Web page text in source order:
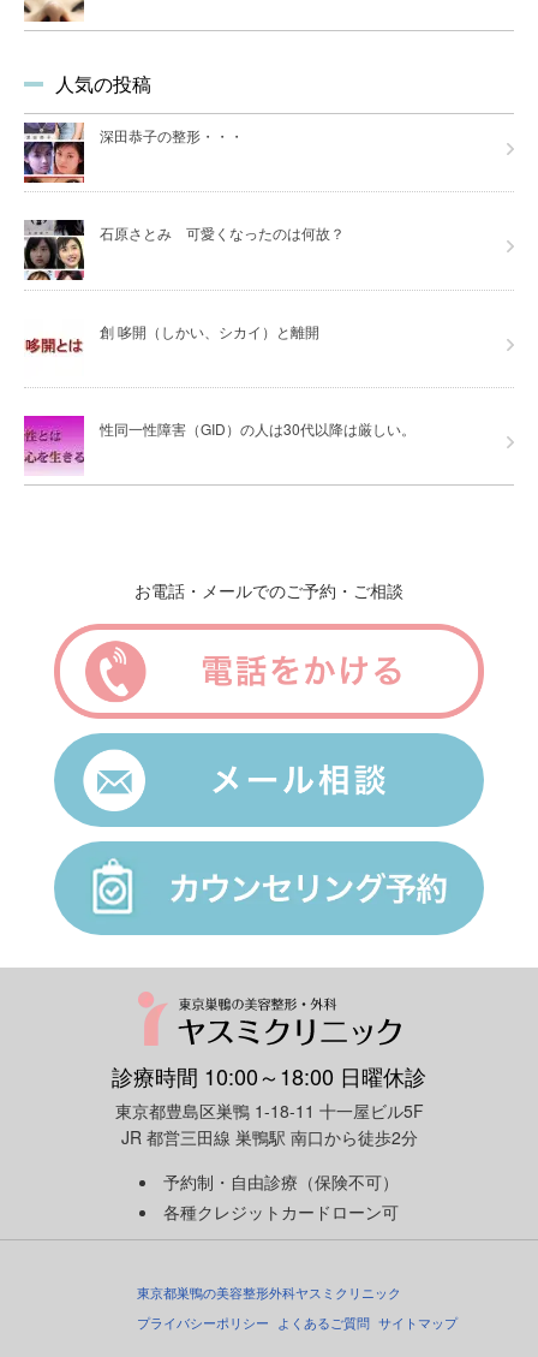
人気の投稿
深田恭子の整形・・・
石原さとみ 可愛くなったのは何故？
創 哆開（しかい、シカイ）と離開
性同一性障害（GID）の人は30代以降は厳しい。
お電話・メールでのご予約・ご相談
診療時間 10:00～18:00 日曜休診
東京都豊島区巣鴨 1-18-11 十一屋ビル5F
JR 都営三田線 巣鴨駅 南口から徒歩2分
予約制・自由診療（保険不可）
各種クレジットカードローン可
東京都巣鴨の美容整形外科ヤスミクリニック
プライバシーポリシー
よくあるご質問 サイトマップ